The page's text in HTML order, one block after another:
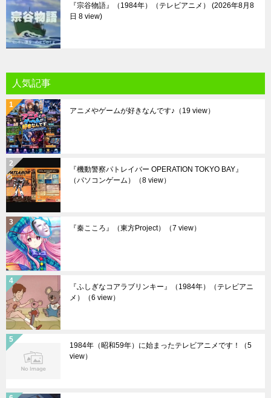
『宗谷物語』（1984年）（テレビアニメ）
2026年8月8
日 8 view
人気記事
アニメやゲームが好きなんです♪ （19 view）
『機動警察パトレイバー OPERATION TOKYO BAY』
（パソコンゲーム）
（8 view）
『秦こころ』（東方Project） （7 view）
『ふしぎなコアラブリンキー』（1984年）（テレビアニ
メ）
（6 view）
1984年（昭和59年）に始まったテレビアニメです！
（5
view）